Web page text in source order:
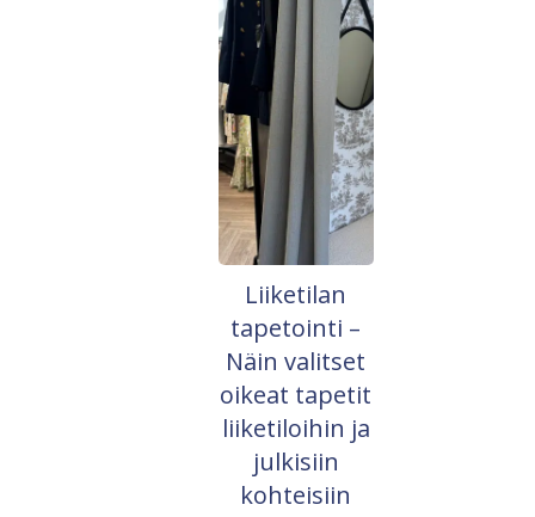
Liiketilan
tapetointi –
Näin valitset
oikeat tapetit
liiketiloihin ja
julkisiin
kohteisiin